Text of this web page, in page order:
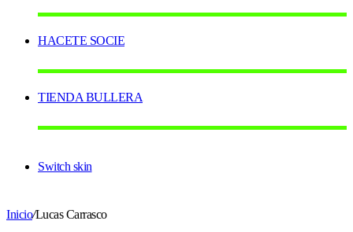
HACETE SOCIE
TIENDA BULLERA
Switch skin
Inicio/Lucas Carrasco